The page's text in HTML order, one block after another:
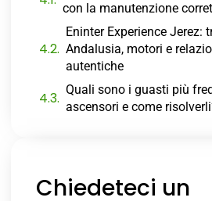
con la manutenzione
Eninter Experience Jerez:
Andalusia, motori e
autentiche
Quali sono i guasti più
ascensori e come
Chiedeteci un